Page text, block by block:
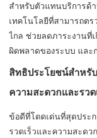
สำหรับตัวแทนบริการด้
เทคโนโลยีที่สามารถตร
ไกล ช่วยลดภาระงานที่
ผิดพลาดของระบบ และ
สิทธิประโยชน์สำหรั
ความสะดวกและรวด
ข้อดีที่โดดเด่นที่สุดประ
รวดเร็วและความสะด